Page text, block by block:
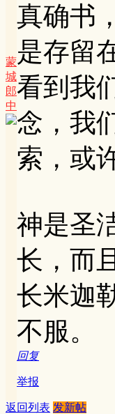
蒙
城
郎
中
真确书
是存留
看到我
念，我
索，或
神是圣
长，而
长米迦
不服。
回复
举报
返回列表 发新帖